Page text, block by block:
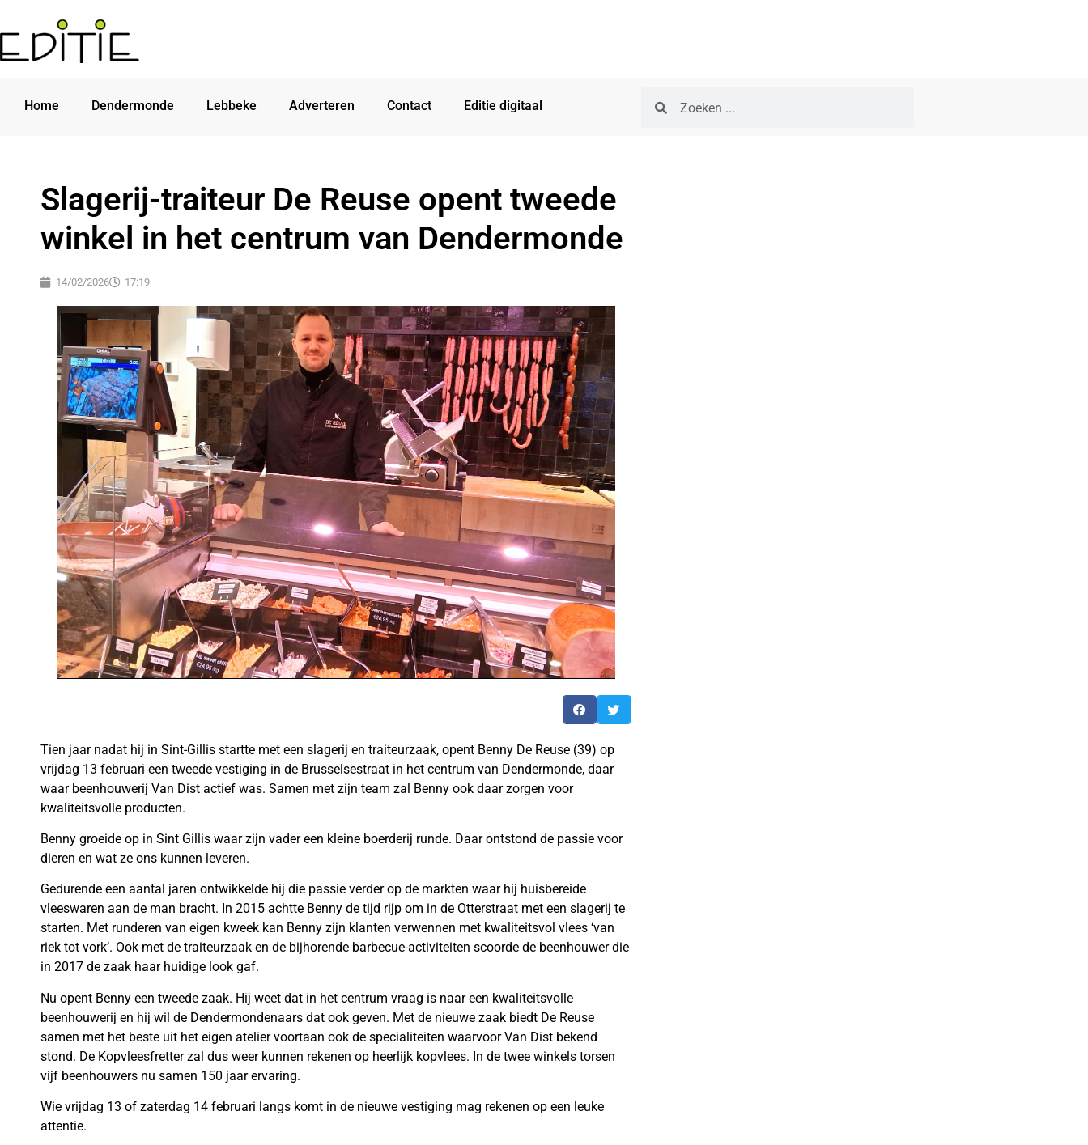
Home Dendermonde Lebbeke Adverteren Contact Editie digitaal
Slagerij-traiteur De Reuse opent tweede
winkel in het centrum van Dendermonde
14/02/2026 17:19
Tien jaar nadat hij in Sint-Gillis startte met een slagerij en traiteurzaak, opent Benny De Reuse (39) op
vrijdag 13 februari een tweede vestiging in de Brusselsestraat in het centrum van Dendermonde, daar
waar beenhouwerij Van Dist actief was. Samen met zijn team zal Benny ook daar zorgen voor
kwaliteitsvolle producten.
Benny groeide op in Sint Gillis waar zijn vader een kleine boerderij runde. Daar ontstond de passie voor
dieren en wat ze ons kunnen leveren.
Gedurende een aantal jaren ontwikkelde hij die passie verder op de markten waar hij huisbereide
vleeswaren aan de man bracht. In 2015 achtte Benny de tijd rijp om in de Otterstraat met een slagerij te
starten. Met runderen van eigen kweek kan Benny zijn klanten verwennen met kwaliteitsvol vlees ‘van
riek tot vork’. Ook met de traiteurzaak en de bijhorende barbecue-activiteiten scoorde de beenhouwer die
in 2017 de zaak haar huidige look gaf.
Nu opent Benny een tweede zaak. Hij weet dat in het centrum vraag is naar een kwaliteitsvolle
beenhouwerij en hij wil de Dendermondenaars dat ook geven. Met de nieuwe zaak biedt De Reuse
samen met het beste uit het eigen atelier voortaan ook de specialiteiten waarvoor Van Dist bekend
stond. De Kopvleesfretter zal dus weer kunnen rekenen op heerlijk kopvlees. In de twee winkels torsen
vijf beenhouwers nu samen 150 jaar ervaring.
Wie vrijdag 13 of zaterdag 14 februari langs komt in de nieuwe vestiging mag rekenen op een leuke
attentie.